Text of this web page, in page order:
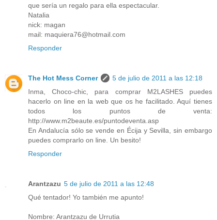
que sería un regalo para ella espectacular.
Natalia
nick: magan
mail: maquiera76@hotmail.com
Responder
The Hot Mess Corner
5 de julio de 2011 a las 12:18
Inma, Choco-chic, para comprar M2LASHES puedes
hacerlo on line en la web que os he facilitado. Aquí tienes
todos los puntos de venta:
http://www.m2beaute.es/puntodeventa.asp
En Andalucía sólo se vende en Écija y Sevilla, sin embargo
puedes comprarlo on line. Un besito!
Responder
Arantzazu 5 de julio de 2011 a las 12:48
Qué tentador! Yo también me apunto!
Nombre: Arantzazu de Urrutia